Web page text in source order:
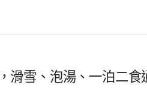
滑雪、泡湯、一泊二食